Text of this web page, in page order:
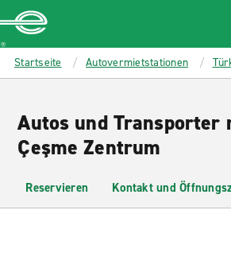
MAIN
CONTENT
Enterprise
Startseite Autovermietstationen
Autos und Transporter
Çeşme Zentrum
Reservieren Kontakt und